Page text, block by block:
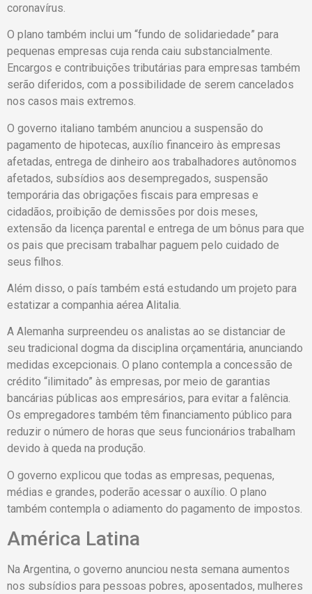
coronavírus.
O plano também inclui um “fundo de solidariedade” para
pequenas empresas cuja renda caiu substancialmente.
Encargos e contribuições tributárias para empresas também
serão diferidos, com a possibilidade de serem cancelados
nos casos mais extremos.
O governo italiano também anunciou a suspensão do
pagamento de hipotecas, auxílio financeiro às empresas
afetadas, entrega de dinheiro aos trabalhadores autônomos
afetados, subsídios aos desempregados, suspensão
temporária das obrigações fiscais para empresas e
cidadãos, proibição de demissões por dois meses,
extensão da licença parental e entrega de um bônus para que
os pais que precisam trabalhar paguem pelo cuidado de
seus filhos.
Além disso, o país também está estudando um projeto para
estatizar a companhia aérea Alitalia.
A Alemanha surpreendeu os analistas ao se distanciar de
seu tradicional dogma da disciplina orçamentária, anunciando
medidas excepcionais. O plano contempla a concessão de
crédito “ilimitado” às empresas, por meio de garantias
bancárias públicas aos empresários, para evitar a falência.
Os empregadores também têm financiamento público para
reduzir o número de horas que seus funcionários trabalham
devido à queda na produção.
O governo explicou que todas as empresas, pequenas,
médias e grandes, poderão acessar o auxílio. O plano
também contempla o adiamento do pagamento de impostos.
América Latina
Na Argentina, o governo anunciou nesta semana aumentos
nos subsídios para pessoas pobres, aposentados, mulheres